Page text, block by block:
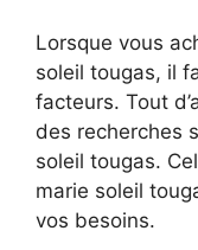
Lorsque vous
soleil tougas, il
facteurs. Tout
des recherches
soleil tougas.
marie soleil
vos besoins.